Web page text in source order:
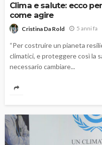
Clima e salute: ecco
come agire
Cristina Da Rold 5 anni fa
“Per costruire un pianeta
climatici, e proteggere così la
necessario cambiare...